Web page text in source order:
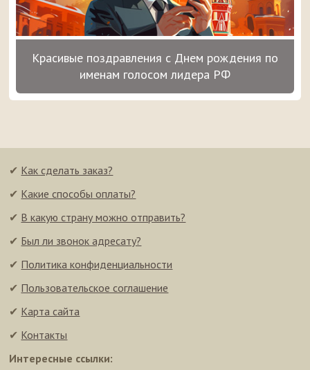
Красивые поздравления с Днем рождения по
именам голосом лидера РФ
✔ Как сделать заказ?
✔ Какие способы оплаты?
✔ В какую страну можно отправить?
✔ Был ли звонок адресату?
✔ Политика конфиденциальности
✔ Пользовательское соглашение
✔ Карта сайта
✔ Контакты
Интересные ссылки: